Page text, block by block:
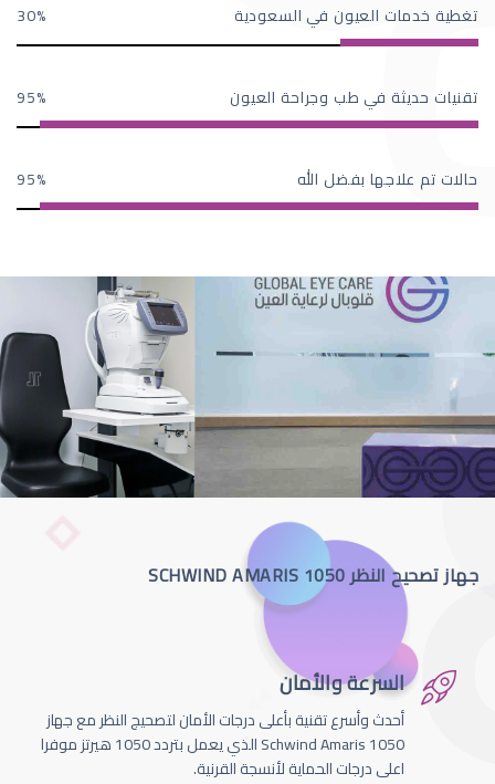
تغطية خدمات العيون في السعودية 30
تقنيات حديثة في طب وجراحة العيون 95
حالات تم علاجها بفضل الله 95
جهاز تصحيح النظر SCHWIND AMARIS 1050
السرعة والأمان
أحدث وأسرع تقنية بأعلى درجات الأمان لتصحيج النظر مع جهاز
Schwind Amaris 1050 الذي يعمل بتردد 1050 هيرتز موفرا
اعلى درجات الحماية لأنسجة القرنية.